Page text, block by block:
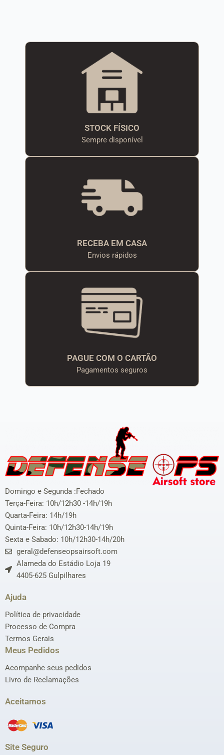
STOCK FÍSICO
Sempre disponível
RECEBA EM CASA
Envios rápidos
PAGUE COM O CARTÃO
Pagamentos seguros
Domingo e Segunda :Fechado
Terça-Feira: 10h/12h30 -14h/19h
Quarta-Feira: 14h/19h
Quinta-Feira: 10h/12h30-14h/19h
Sexta e Sabado: 10h/12h30-14h/20h
geral@defenseopsairsoft.com
Alameda do Estádio Loja 19
4405-625 Gulpilhares
Ajuda
Política de privacidade
Processo de Compra
Termos Gerais
Meus Pedidos
Acompanhe seus pedidos
Livro de Reclamações
Aceitamos
Site Seguro